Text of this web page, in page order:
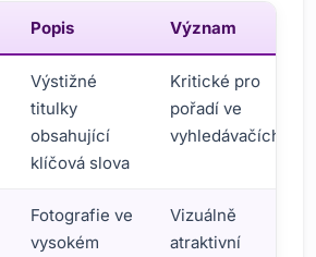
Popis Význam
Výstižné
titulky
obsahující
klíčová slova
Kritické pro
pořadí ve
vyhledávačích
Fotografie ve
vysokém
Vizuálně
atraktivní